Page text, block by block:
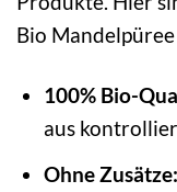
Bio
100% Bio-
aus
Ohne Zusätze: